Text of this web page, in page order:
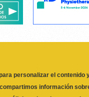
información
análisis web, quienes